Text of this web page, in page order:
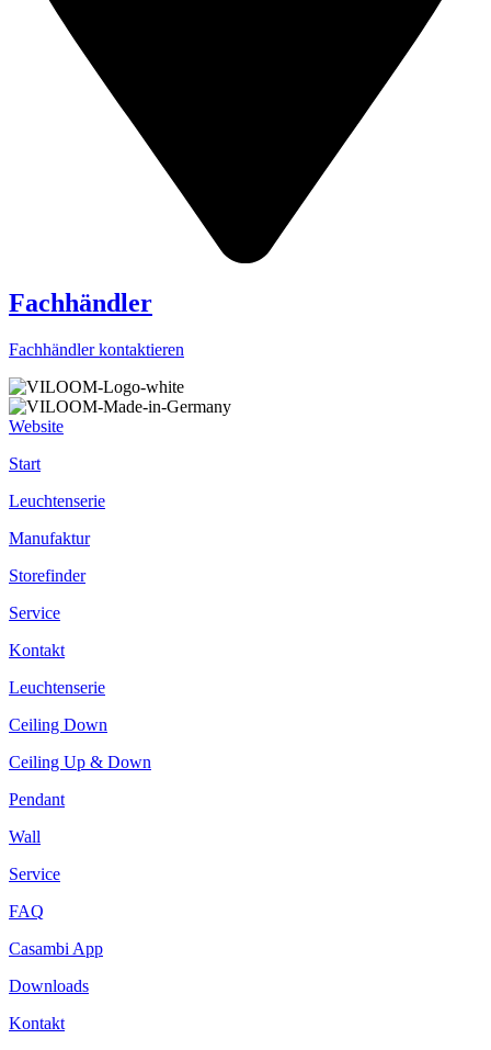
Fachhändler
Fachhändler kontaktieren
Website
Start
Leuchtenserie
Manufaktur
Storefinder
Service
Kontakt
Leuchtenserie
Ceiling Down
Ceiling Up & Down
Pendant
Wall
Service
FAQ
Casambi App
Downloads
Kontakt